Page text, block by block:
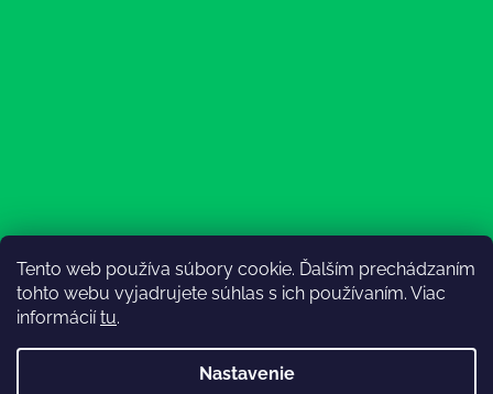
Tento web používa súbory cookie. Ďalším prechádzaním
tohto webu vyjadrujete súhlas s ich používaním. Viac
informáciítu.
Nastavenie
Sledovať na Instagrame